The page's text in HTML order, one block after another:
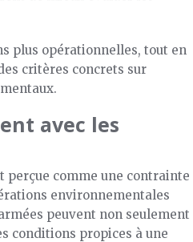
plus opérationnelles, tout en
critères concrets sur
avec les
perçue comme une contrainte
environnementales
peuvent non seulement
conditions propices à une